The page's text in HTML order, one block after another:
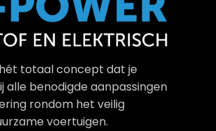
hét totaal concept dat je
alle benodigde aanpassingen
rondom het veilig
voertuigen.